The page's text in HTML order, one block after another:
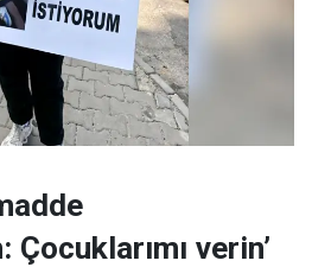
Çocuklarımı verin’